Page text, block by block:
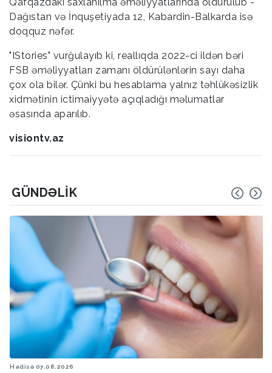
Dağıstan və İnquşetiyada 12, Kabardin-Balkarda isə
doqquz nəfər.
"IStories" vurğulayıb ki, reallıqda 2022-ci ildən bəri
FSB əməliyyatları zamanı öldürülənlərin sayı daha
çox ola bilər. Çünki bu hesablama yalnız təhlükəsizlik
xidmətinin ictimaiyyətə açıqladığı məlumatlar
əsasında aparılıb.
visiontv.az
GÜNDƏLIK
Hadisə 07.08.2026